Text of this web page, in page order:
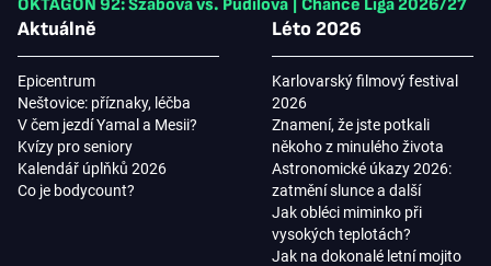
OKTAGON 92: Szabová vs. Pudilová
Chance Liga 2026/27
Aktuálně
Epicentrum
Neštovice: příznaky, léčba
V čem jezdí Yamal a Mesii?
Kvízy pro seniory
Kalendář úplňků 2026
Co je bodycount?
Léto 2026
Karlovarský filmový festival
2026
Znamení, že jste potkali
někoho z minulého života
Astronomické úkazy 2026:
zatmění slunce a další
Jak obléci miminko při
vysokých teplotách?
Jak na dokonalé letní mojito